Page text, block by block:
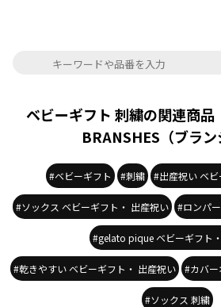
ベビーギフト 刺繍の関連商品
BRANSHES（ブラン
#ベビーギフト #刺繍 #出産祝い ベ
#ソックス ベビーギフト・ 出産祝い #ロンパ
#gelato pique ベビーギフト
#乾きやすい ベビーギフト・ 出産祝い #カバー
#ソックス 刺繍